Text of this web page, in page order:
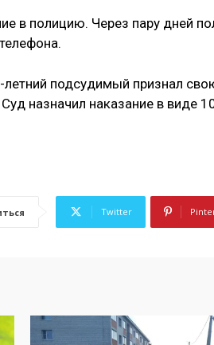
в полицию. Через пару дней
подсудимый признал
назначил наказание в виде
Twitter